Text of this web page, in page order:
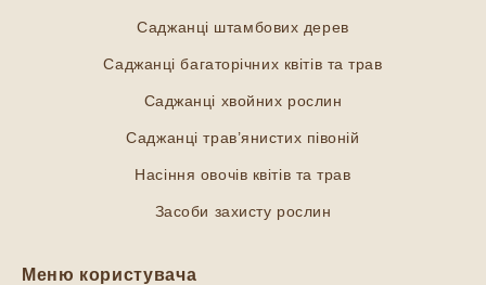
Саджанці штамбових дерев
Саджанці багаторічних квітів та трав
Саджанці хвойних рослин
Саджанці трав’янистих півоній
Насіння овочів квітів та трав
Засоби захисту рослин
Меню користувача